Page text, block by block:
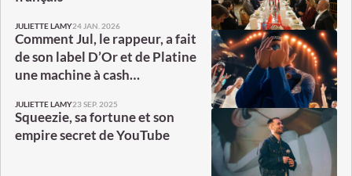
JULIETTE LAMY24 JAN. 2026
Comment Jul, le rappeur, a fait
de son label D’Or et de Platine
une machine à cash…
JULIETTE LAMY23 SEP. 2025
Squeezie, sa fortune et son
empire secret de YouTube